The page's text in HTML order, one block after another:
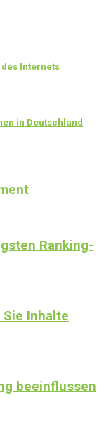
Internets
in Deutschland
Ranking-
Inhalte
beeinflussen